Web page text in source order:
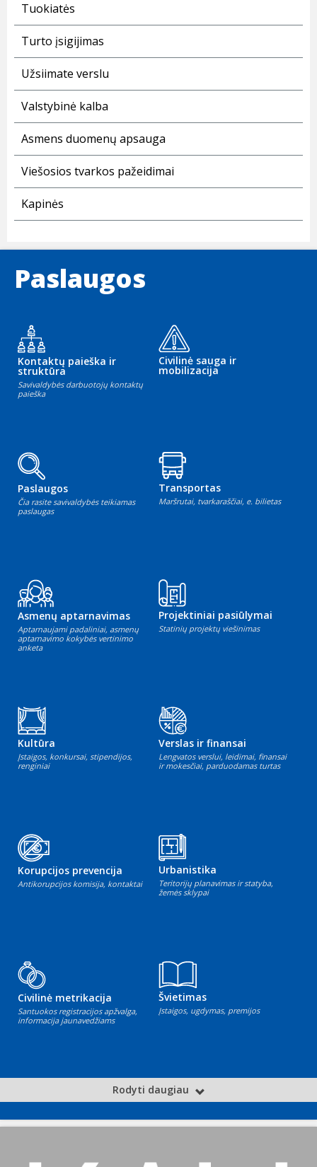
Tuokiatės
Turto įsigijimas
Užsiimate verslu
Valstybinė kalba
Asmens duomenų apsauga
Viešosios tvarkos pažeidimai
Kapinės
Paslaugos
Kontaktų paieška ir
struktūra
Savivaldybės darbuotojų kontaktų
paieška
Civilinė sauga ir
mobilizacija
Paslaugos
Čia rasite savivaldybės teikiamas
paslaugas
Transportas
Maršrutai, tvarkaraščiai, e. bilietas
Asmenų aptarnavimas
Aptarnaujami padaliniai, asmenų
aptarnavimo kokybės vertinimo
anketa
Projektiniai pasiūlymai
Statinių projektų viešinimas
Kultūra
Įstaigos, konkursai, stipendijos,
renginiai
Verslas ir finansai
Lengvatos verslui, leidimai, finansai
ir mokesčiai, parduodamas turtas
Korupcijos prevencija
Antikorupcijos komisija, kontaktai
Urbanistika
Teritorijų planavimas ir statyba,
žemės sklypai
Civilinė metrikacija
Santuokos registracijos apžvalga,
informacija jaunavedžiams
Švietimas
Įstaigos, ugdymas, premijos
Rodyti daugiau